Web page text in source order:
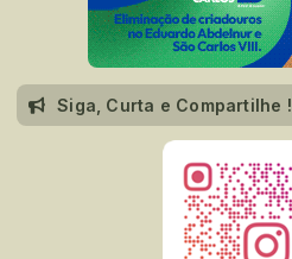
Siga, Curta e Compartilhe !